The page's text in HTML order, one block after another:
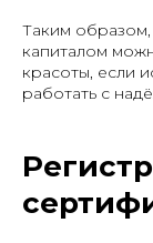
Таким
капиталом
красоты, если
работать с